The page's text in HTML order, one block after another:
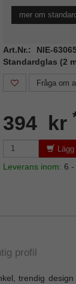
mer om
Art.Nr.: NIE-
Standardglas (2
Fråga om
394 kr
Leverans inom: 6
profil
trendig